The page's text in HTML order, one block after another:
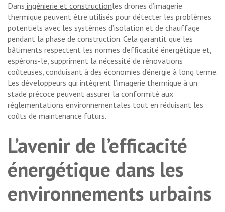
Dans ingénierie et constructionles drones d’imagerie
thermique peuvent être utilisés pour détecter les problèmes
potentiels avec les systèmes d’isolation et de chauffage
pendant la phase de construction. Cela garantit que les
bâtiments respectent les normes d’efficacité énergétique et,
espérons-le, suppriment la nécessité de rénovations
coûteuses, conduisant à des économies d’énergie à long terme.
Les développeurs qui intègrent l’imagerie thermique à un
stade précoce peuvent assurer la conformité aux
réglementations environnementales tout en réduisant les
coûts de maintenance futurs.
L’avenir de l’efficacité
énergétique dans les
environnements urbains